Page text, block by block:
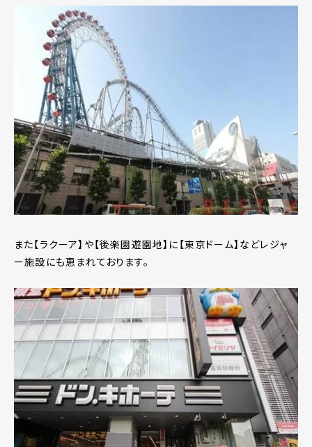
また【ラクーア】や【後楽園遊園地】に【東京ドーム】などレジャ
ー施設にも恵まれております。